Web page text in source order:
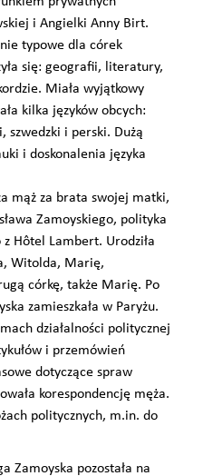
i Angielki Anny Birt.
typowe dla córek
się: geografii, literatury,
Miała wyjątkowy
kilka języków obcych:
szwedzki i perski. Dużą
i doskonalenia języka
mąż za brata swojej matki,
Zamoyskiego, polityka
Hôtel Lambert. Urodziła
Witolda, Marię,
córkę, także Marię. Po
zamieszkała w Paryżu.
działalności politycznej
i przemówień
dotyczące spraw
korespondencję męża.
politycznych, m.in. do
Zamoyska pozostała na